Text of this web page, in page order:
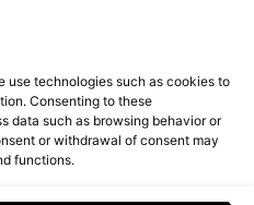
use technologies such as cookies to
Consenting to these
data such as browsing behavior or
or withdrawal of consent may
functions.